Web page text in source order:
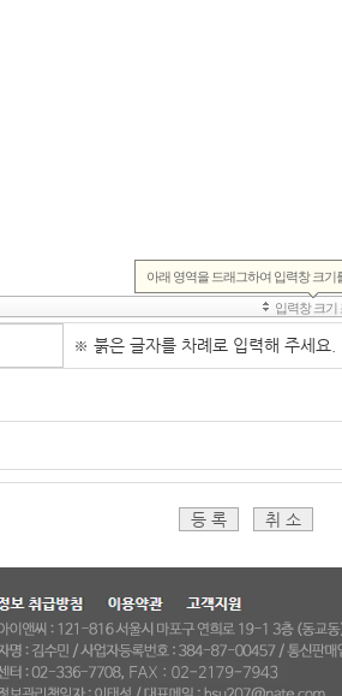
※ 붉은 글자를 차례로 입력해 주세요.